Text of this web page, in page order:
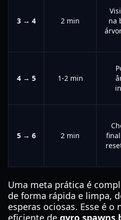
3 → 4 2 min
na
4 → 5 1-2 min
5 → 6 2 min
Uma meta prática é
de forma rápida e limpa,
esperas ociosas. Esse é o
eficiente de gyro spawns